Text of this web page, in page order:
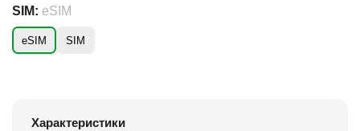
SIM: eSIM
eSIM SIM
Характеристики